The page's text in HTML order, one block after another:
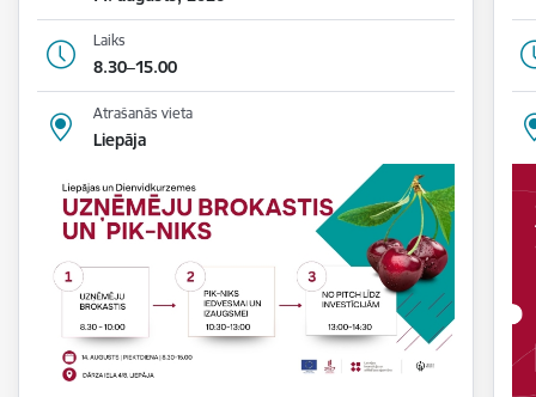
Laiks
8.30–15.00
Atrašanās vieta
Liepāja